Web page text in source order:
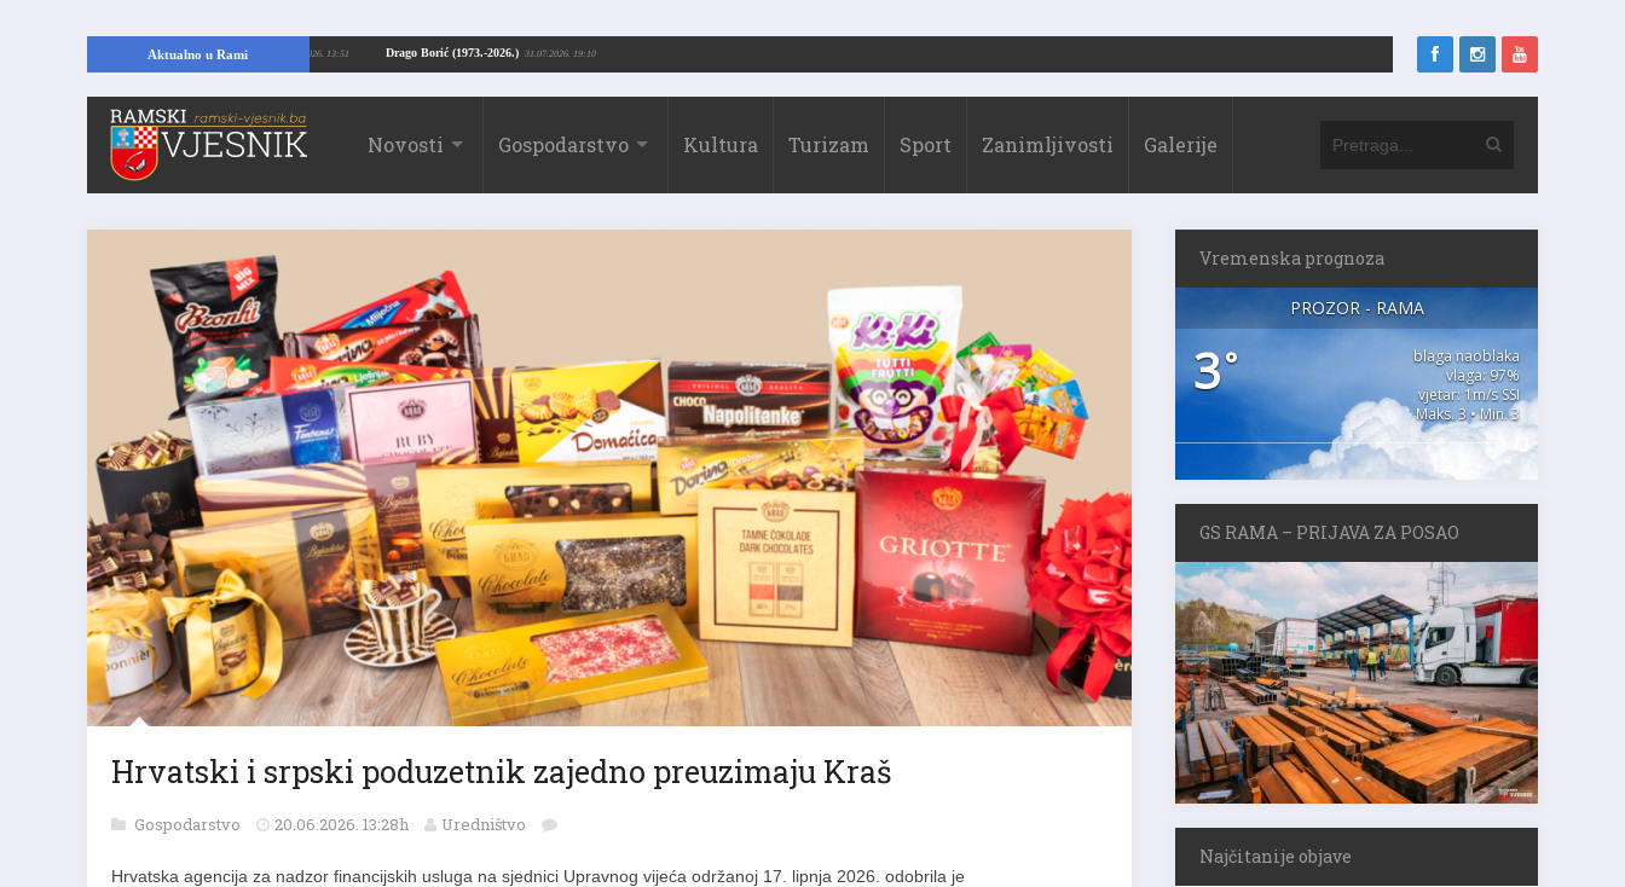
Aktualno u Rami Drago Borić (1973.-2026.) 31.07.2026. 19:10
Kopajući temelje kuće, pronašao vrijedne arheološke ostatke 24.07.2026. 13:51
Novosti Gospodarstvo Kultura Turizam Sport Zanimljivosti Galerije
Hrvatski i srpski poduzetnik zajedno preuzimaju Kraš
Gospodarstvo 20.06.2026. 13:28h Uredništvo
Hrvatska agencija za nadzor financijskih usluga na sjednici Upravnog vijeća održanoj 17. lipnja 2026. odobrila je
Vremenska prognoza
PROZOR - RAMA
3°
blaga naoblaka
vlaga: 97%
vjetar: 1m/s SSI
Maks. 3 • Min. 3
GS RAMA – PRIJAVA ZA POSAO
Najčitanije objave